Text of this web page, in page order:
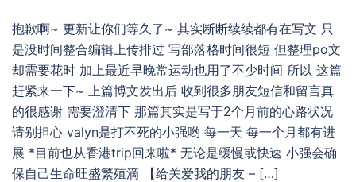
抱歉啊~ 更新让你们等久了~ 其实断断续续都有在写文 只
是没时间整合编辑上传排过 写部落格时间很短 但整理po文
却需要花时 加上最近早晚常运动也用了不少时间 所以 这篇
赶紧来一下~ 上篇博文发出后 收到很多朋友短信和留言真
的很感谢 需要澄清下 那篇其实是写于2个月前的心路状况
请别担心 valyn是打不死的小强哟 每一天 每一个月都有进
展 *目前也从香港trip回来啦* 无论是缓慢或快速 小强会确
保自己生命旺盛繁殖滴 【给关爱我的朋友 – […]